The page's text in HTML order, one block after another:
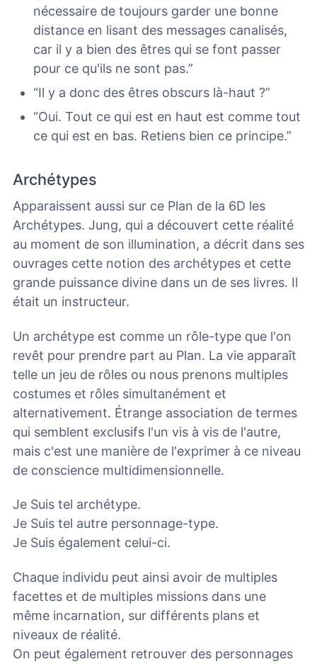
nécessaire de toujours garder une bonne
distance en lisant des messages canalisés,
car il y a bien des êtres qui se font passer
pour ce qu'ils ne sont pas.”
“Il y a donc des êtres obscurs là-haut ?”
“Oui. Tout ce qui est en haut est comme tout
ce qui est en bas. Retiens bien ce principe.”
Archétypes
Apparaissent aussi sur ce Plan de la 6D les
Archétypes. Jung, qui a découvert cette réalité
au moment de son illumination, a décrit dans ses
ouvrages cette notion des archétypes et cette
grande puissance divine dans un de ses livres. Il
était un instructeur.
Un archétype est comme un rôle-type que l'on
revêt pour prendre part au Plan. La vie apparaît
telle un jeu de rôles ou nous prenons multiples
costumes et rôles simultanément et
alternativement. Étrange association de termes
qui semblent exclusifs l'un vis à vis de l'autre,
mais c'est une manière de l'exprimer à ce niveau
de conscience multidimensionnelle.
Je Suis tel archétype.
Je Suis tel autre personnage-type.
Je Suis également celui-ci.
Chaque individu peut ainsi avoir de multiples
facettes et de multiples missions dans une
même incarnation, sur différents plans et
niveaux de réalité.
On peut également retrouver des personnages